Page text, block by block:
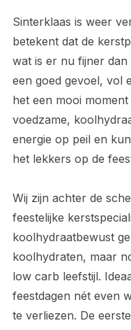
Sinterklaas is weer
betekent dat de
wat is er nu fijner dan
een goed gevoel, vol
het een mooi
voedzame,
energie op peil en
het lekkers op de
Wij zijn achter de
feestelijke
koolhydraatbewust
koolhydraten, maar
low carb leefstijl.
feestdagen nét even
te verliezen. De